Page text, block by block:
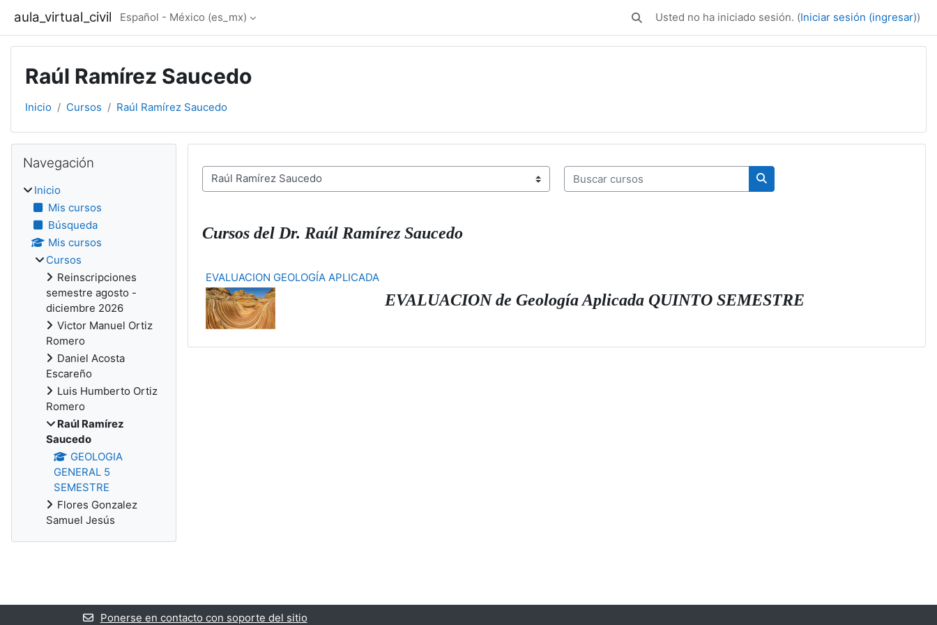
aula_virtual_civil Español - México ‎(es_mx)‎ Activar o desactivar entrada de búsqueda
Usted no ha iniciado sesión. (Iniciar sesión (ingresar))
Raúl Ramírez Saucedo
Inicio Cursos Raúl Ramírez Saucedo
Categorías
Buscar cursos
Buscar cursos
Cursos del Dr. Raúl RamírezSaucedo
EVALUACION GEOLOGÍA APLICADA
EVALUACION de Geología Aplicada QUINTO SEMESTRE
Bloques
Navegación
Inicio
Mis cursos
Búsqueda
Mis cursos
Cursos
Reinscripciones
semestre agosto -
diciembre 2026
Victor Manuel Ortiz
Romero
Daniel Acosta
Escareño
Luis Humberto Ortiz
Romero
Raúl Ramírez
Saucedo
GEOLOGIA
GENERAL 5
SEMESTRE
Flores Gonzalez
Samuel Jesús
Ponerse en contacto con soporte del sitio